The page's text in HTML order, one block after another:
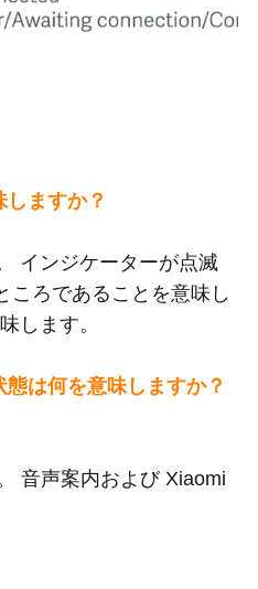
ますか？
インジケーターが点滅
ころであることを意味し
します。
は何を意味しますか？
音声案内および Xiaomi